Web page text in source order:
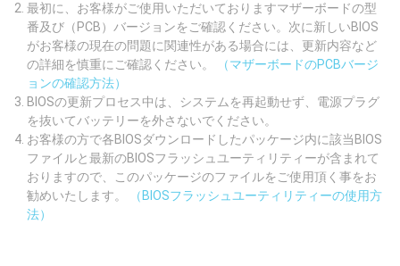
最初に、お客様がご使用いただいておりますマザーボードの型
番及び（PCB）バージョンをご確認ください。次に新しいBIOS
がお客様の現在の問題に関連性がある場合には、更新内容など
の詳細を慎重にご確認ください。
（マザーボードのPCBバージ
ョンの確認方法）
BIOSの更新プロセス中は、システムを再起動せず、電源プラグ
を抜いてバッテリーを外さないでください。
お客様の方で各BIOSダウンロードしたパッケージ内に該当BIOS
ファイルと最新のBIOSフラッシュユーティリティーが含まれて
おりますので、このパッケージのファイルをご使用頂く事をお
勧めいたします。
（BIOSフラッシュユーティリティーの使用方
法）